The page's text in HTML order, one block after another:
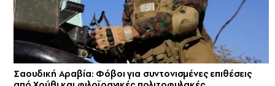
Σαουδική Αραβία: Φόβοι για συντονισμένες επιθέσεις